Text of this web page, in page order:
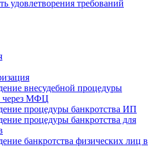
удовлетворения требований
внесудебной процедуры
через МФЦ
процедуры банкротства ИП
процедуры банкротства для
банкротства физических лиц в